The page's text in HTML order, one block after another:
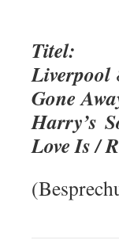
Titel:
Liverpool
Gone
Harry’s
Love Is /